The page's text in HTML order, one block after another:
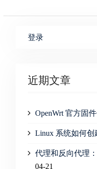
登录
近期文章
OpenWrt 官方固
Linux 系统如何
代理和反向代理
04-21